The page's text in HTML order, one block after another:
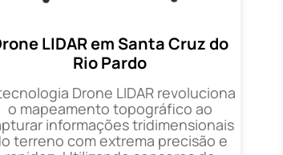
LIDAR em Santa Cruz do
Rio Pardo
Drone LIDAR revoluciona
o mapeamento topográfico ao
informações tridimensionais
terreno com extrema precisão e